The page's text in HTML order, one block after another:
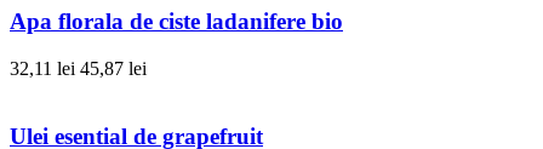
Apa florala de ciste ladanifere bio
32,11 lei 45,87 lei
Ulei esential de grapefruit